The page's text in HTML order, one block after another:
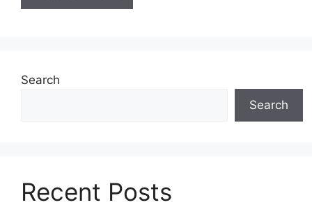
Search
Search
Recent Posts